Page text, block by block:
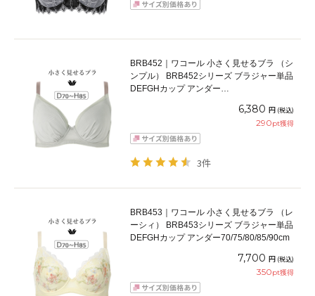
BRB452｜ワコール 小さく見せるブラ （シ
ンプル） BRB452シリーズ ブラジャー単品
DEFGHカップ アンダー
6,380 円 (税込)
290pt獲得
3件
BRB453｜ワコール 小さく見せるブラ （レ
ーシィ） BRB453シリーズ ブラジャー単品
DEFGHカップ アンダー70/75/80/85/90cm
7,700 円 (税込)
350pt獲得